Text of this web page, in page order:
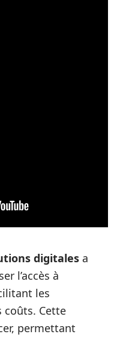
digitales a
l’accès à
les
coûts. Cette
permettant